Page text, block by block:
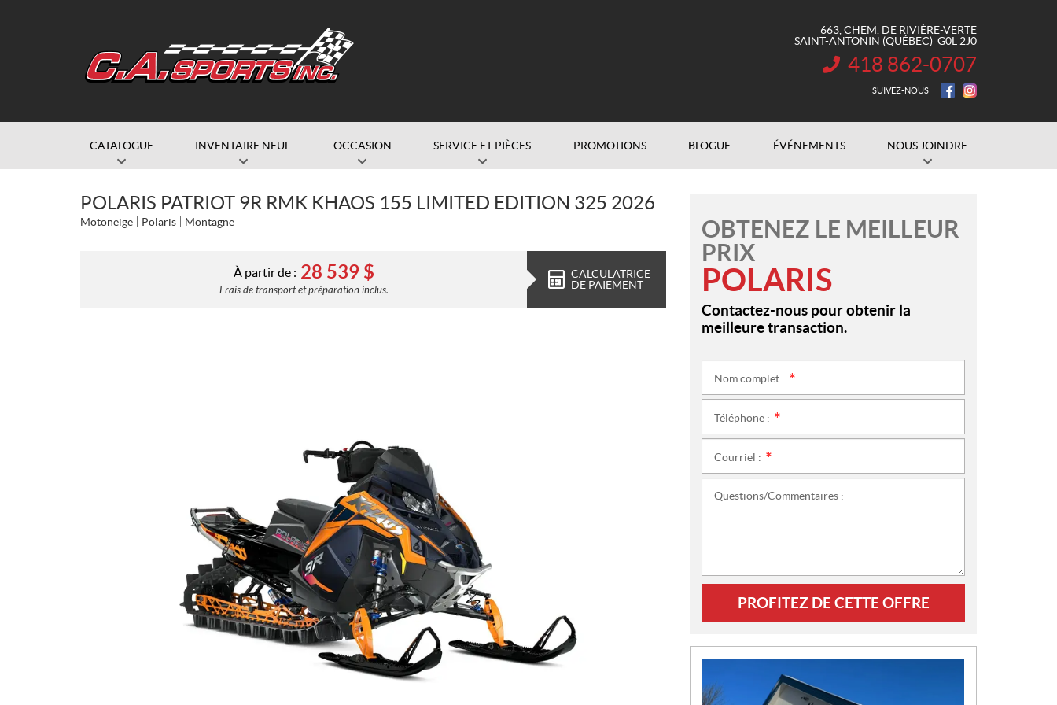
663, CHEM. DE RIVIÈRE-VERTE
SAINT-ANTONIN (QUÉBEC) G0L 2J0
INFORMATION :
418 862-0707
SUIVEZ-NOUS
CATALOGUE INVENTAIRE NEUF OCCASION SERVICE ET PIÈCES PROMOTIONS BLOGUE ÉVÉNEMENTS NOUS JOINDRE
POLARIS PATRIOT 9R RMK KHAOS 155 LIMITED EDITION 325 2026
Motoneige Polaris Montagne
À partir de : 28 539 $
Frais de transport et préparation inclus.
CALCULATRICE
DE PAIEMENT
OBTENEZ LE MEILLEUR
PRIX
POLARIS
Contactez-nous pour obtenir la
meilleure transaction.
Nom complet :
Téléphone :
Courriel :
Questions/Commentaires :
PROFITEZ DE CETTE OFFRE
O